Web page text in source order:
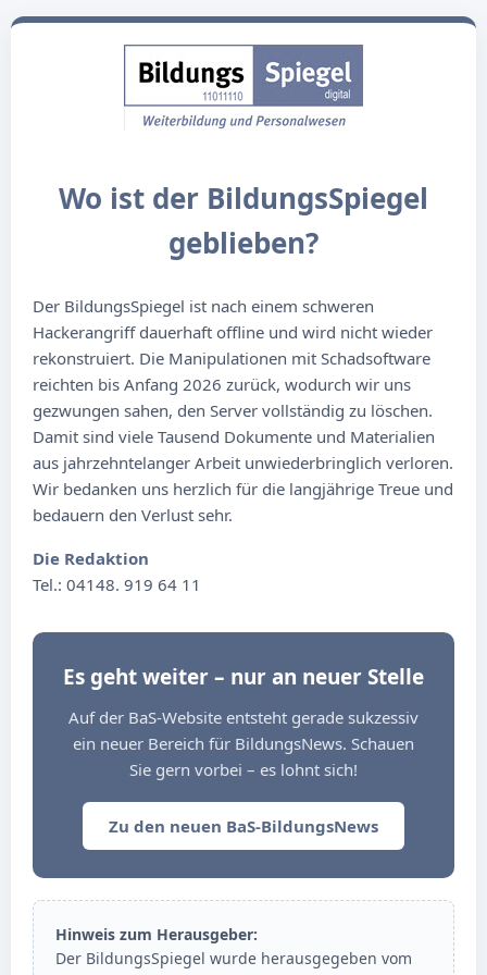
Wo ist der BildungsSpiegel
geblieben?
Der BildungsSpiegel ist nach einem schweren
Hackerangriff dauerhaft offline und wird nicht wieder
rekonstruiert. Die Manipulationen mit Schadsoftware
reichten bis Anfang 2026 zurück, wodurch wir uns
gezwungen sahen, den Server vollständig zu löschen.
Damit sind viele Tausend Dokumente und Materialien
aus jahrzehntelanger Arbeit unwiederbringlich verloren.
Wir bedanken uns herzlich für die langjährige Treue und
bedauern den Verlust sehr.
Die Redaktion
Tel.: 04148. 919 64 11
Es geht weiter – nur an neuer Stelle
Auf der BaS-Website entsteht gerade sukzessiv
ein neuer Bereich für BildungsNews. Schauen
Sie gern vorbei – es lohnt sich!
Zu den neuen BaS-BildungsNews
Hinweis zum Herausgeber:
Der BildungsSpiegel wurde herausgegeben vom